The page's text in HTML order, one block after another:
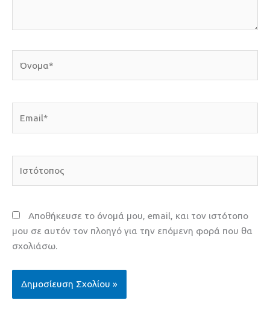
Αποθήκευσε το όνομά μου, email, και τον ιστότοπο
μου σε αυτόν τον πλοηγό για την επόμενη φορά που θα
σχολιάσω.